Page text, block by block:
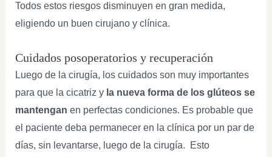
Todos estos riesgos disminuyen en gran medida,
eligiendo un buen cirujano y clínica.
Cuidados posoperatorios y recuperación
Luego de la cirugía, los cuidados son muy importantes
para que la cicatriz y la nueva forma de los glúteos se
mantengan en perfectas condiciones. Es probable que
el paciente deba permanecer en la clínica por un par de
días, sin levantarse, luego de la cirugía. Esto